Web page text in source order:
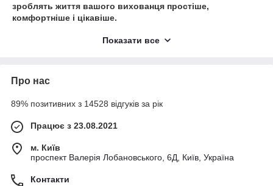
зроблять життя вашого вихованця простіше,
комфортніше і цікавіше.
улюбленцю, було легко та приємно, ми розділилися весь наш
У магазиніRedMoonзібрані найкращі Зоотовари, які ви
цінами!
Показати все
Про нас
89% позитивних з 14528 відгуків за рік
Працює з 23.08.2021
м. Київ
проспект Валерія Лобановського, 6Д, Київ, Україна
Контакти